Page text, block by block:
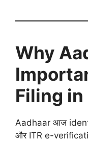
Why
Filing
Aadhaar आज
और ITR e-